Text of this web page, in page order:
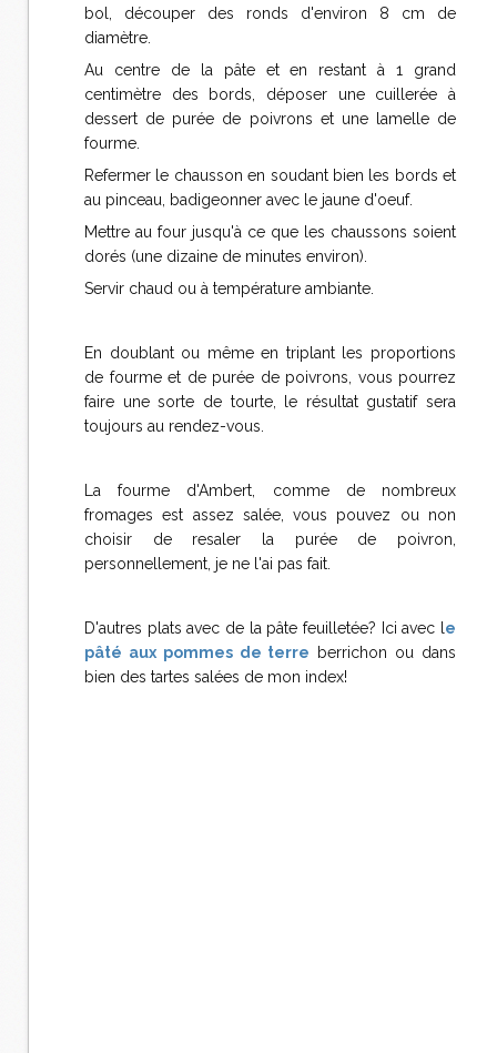
bol, découper des ronds d'environ 8 cm de
diamètre.
Au centre de la pâte et en restant à 1 grand
centimètre des bords, déposer une cuillerée à
dessert de purée de poivrons et une lamelle de
fourme.
Refermer le chausson en soudant bien les bords et
au pinceau, badigeonner avec le jaune d'oeuf.
Mettre au four jusqu'à ce que les chaussons soient
dorés (une dizaine de minutes environ).
Servir chaud ou à température ambiante.
En doublant ou même en triplant les proportions
de fourme et de purée de poivrons, vous pourrez
faire une sorte de tourte, le résultat gustatif sera
toujours au rendez-vous.
La fourme d'Ambert, comme de nombreux
fromages est assez salée, vous pouvez ou non
choisir de resaler la purée de poivron,
personnellement, je ne l'ai pas fait.
D'autres plats avec de la pâte feuilletée? Ici avec le
pâté aux pommes de terre berrichon ou dans
bien des tartes salées de mon index!